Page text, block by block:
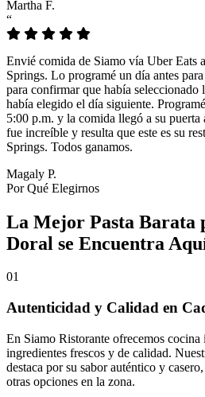
Martha F.
“
Envié comida de Siamo vía Uber Eats
Springs. Lo programé un día antes
para confirmar que había seleccionado
había elegido el día siguiente.
5:00 p.m. y la comida llegó a su
fue increíble y resulta que este es su
Springs. Todos ganamos.
Magaly P.
Por Qué Elegirnos
La Mejor Pasta Barata
Doral se Encuentra
01
Autenticidad y Calidad en
En Siamo Ristorante ofrecemos
ingredientes frescos y de calidad.
destaca por su sabor auténtico y
otras opciones en la zona.